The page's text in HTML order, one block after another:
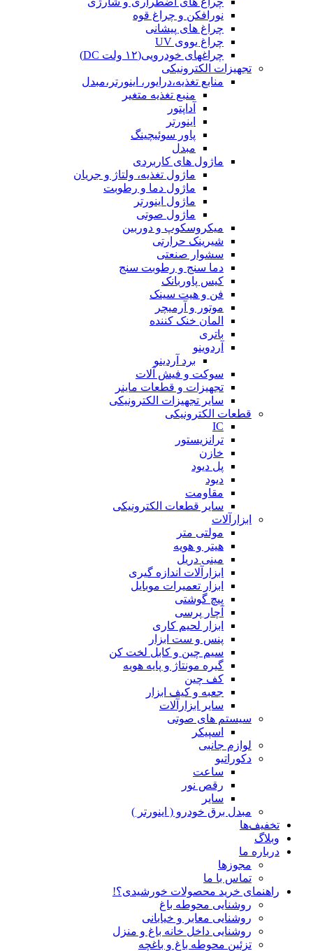
نورافکن و چراغ قوه
چراغ های پیشانی
چراغ یووی UV
چراغهای خودرویی(۱۲ ولت DC)
تجهیزات الکترونیکی
منابع تغذیه،درایور، اینورتر،مبدل
منبع تغذیه متغیر
آداپتور
اینورتر
پاور سوئیچینگ
مبدل
ماژول های کاربردی
ماژول تغذیه، ولتاژ و جریان
ماژول دما و رطوبت
ماژول اینورتر
ماژول صوتی
میکروسکوپ و دوربین
شیرینک حرارتی
سشوار صنعتی
دما سنج و رطوبت سنج
کیس پاوربانک
فن و هیت سینک
موتور و آرمیچر
المان خنک کننده
باتری
آردوینو
برد آردینو
سوکت و فیش آلات
تجهیزات و قطعات ماینر
سایر تجهیزات الکترونیکی
قطعات الکترونیکی
IC
ترانزیستور
خازن
پل دیود
دیود
مقاومت
سایر قطعات الکترونیکی
ابزارآلات
مولتی متر
هیتر و هویه
مینی دریل
ابزارآلات اندازه گیری
ابزار تعمیرات موبایل
پیچ گوشتی
آچار پرسی
ابزار لحیم کاری
پنس و ست ابزار
سیم چین و کابل لخت کن
گیره مونتاژ و پایه هویه
کف چین
جعبه و کیف ابزار
سایر ابزارآلات
سیستم های صوتی
اسپیکر
لوازم جانبی
دکوراتیو
ساعت
رقص نور
سایر
مبدل برق خودرو ( اینورتر )
تخفیف‌ها
وبلاگ
درباره ما
مجوزها
تماس با ما
راهنمای خرید محصولات خورشیدی؟!
روشنایی محوطه باغ
روشنایی معابر و خیابانی
روشنایی داخل خانه باغ و منزل
تزئین محوطه باغ و باغچه